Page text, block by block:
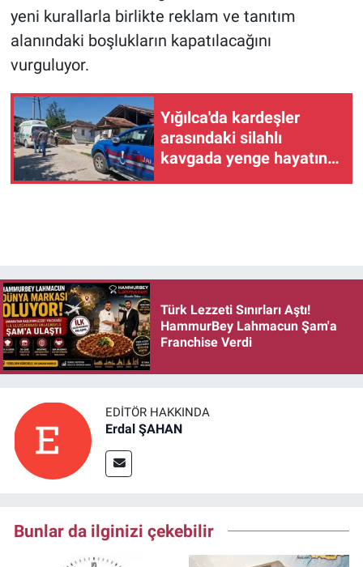
yeni kurallarla birlikte reklam ve tanıtım
alanındaki boşlukların kapatılacağını
vurguluyor.
Yığılca'da kardeşler
arasındaki silahlı
kavgada yenge hayatını
Türk Lezzeti Sınırları Aştı!
HammurBey Lahmacun Şam'a
Franchise Verdi
EDITÖR HAKKINDA
Erdal ŞAHAN
Bunlar da ilginizi çekebilir